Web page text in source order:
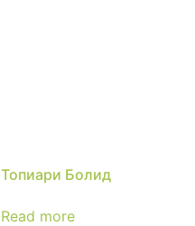
Топиари Болид
Read more